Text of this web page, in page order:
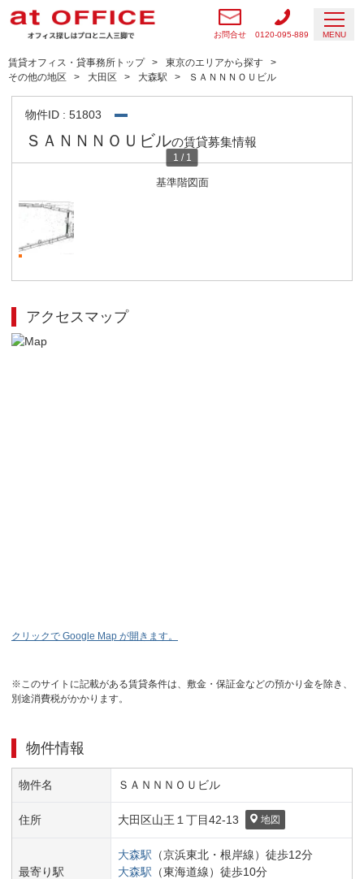
お問合せ 0120-095-889 MENU
賃貸オフィス・貸事務所トップ
東京のエリアから探す
その他の地区
大田区 大森駅 ＳＡＮＮＮＯＵビル
物件ID : 51803
ＳＡＮＮＮＯＵビルの賃貸募集情報
基準階図面
1 / 1
アクセスマップ
クリックで Google Map が開きます。
※このサイトに記載がある賃貸条件は、敷金・保証金などの預かり金を除き、
別途消費税がかかります。
物件情報
物件名 ＳＡＮＮＮＯＵビル
住所 大田区山王１丁目42-13 地図
最寄り駅
大森駅 （京浜東北・根岸線） 徒歩12分
大森駅 （東海道線） 徒歩10分